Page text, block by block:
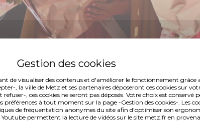
de visualiser des contenus et d'améliorer le fonctionnement grâce
, la ville de Metz et ses partenaires déposeront ces cookies sur
, ces cookies ne seront pas déposés. Votre choix est conservé
à tout moment sur la page -Gestion des cookies-. Les
de fréquentation anonymes du site afin d'optimiser son
Youtube permettent la lecture de vidéos sur le site metz.fr en